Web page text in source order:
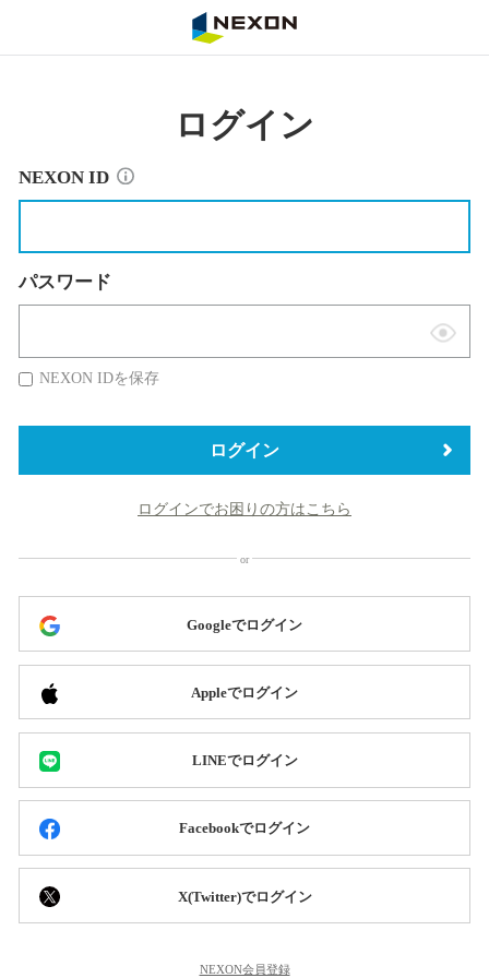
ログイン
NEXON ID
パスワード
表
替
NEXON IDを保存
ログイン
ログインでお困りの方はこちら
Googleでログイン
Appleでログイン
LINEでログイン
Facebookでログイン
X(Twitter)でログイン
NEXON会員登録